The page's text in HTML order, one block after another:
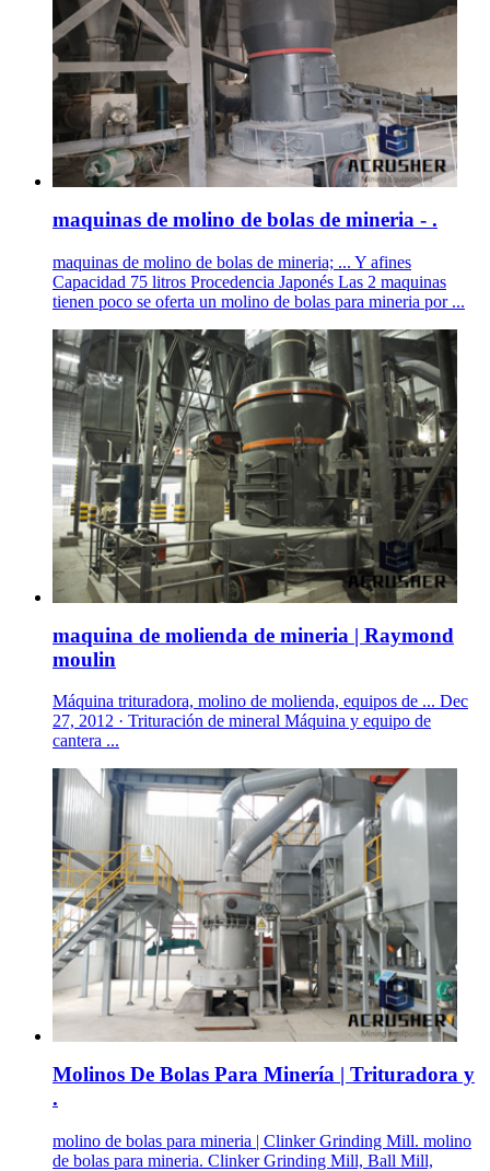
maquinas de molino de bolas de mineria - .
maquinas de molino de bolas de mineria; ... Y afines
Capacidad 75 litros Procedencia Japonés Las 2 maquinas
tienen poco se oferta un molino de bolas para mineria por ...
maquina de molienda de mineria | Raymond
moulin
Máquina trituradora, molino de molienda, equipos de ... Dec
27, 2012 · Trituración de mineral Máquina y equipo de
cantera ...
Molinos De Bolas Para Minería | Trituradora y
.
molino de bolas para mineria | Clinker Grinding Mill. molino
de bolas para mineria. Clinker Grinding Mill, Ball Mill,